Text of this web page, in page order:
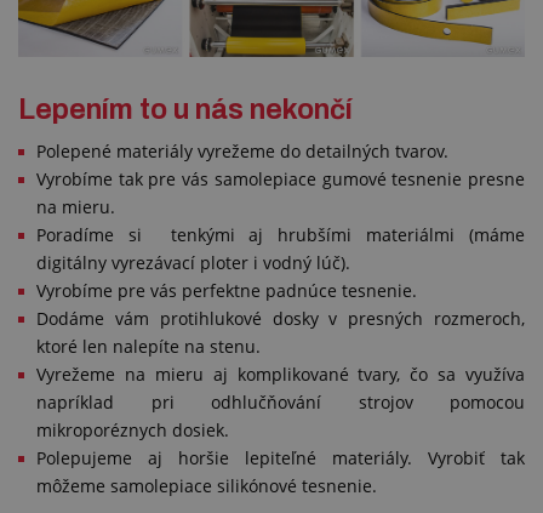
Lepením to u nás nekončí
Polepené materiály vyrežeme do detailných tvarov.
Vyrobíme tak pre vás samolepiace gumové tesnenie presne
na mieru.
Poradíme si tenkými aj hrubšími materiálmi (máme
digitálny vyrezávací ploter i vodný lúč).
Vyrobíme pre vás perfektne padnúce tesnenie.
Dodáme vám protihlukové dosky v presných rozmeroch,
ktoré len nalepíte na stenu.
Vyrežeme na mieru aj komplikované tvary, čo sa využíva
napríklad pri odhlučňování strojov pomocou
mikroporéznych dosiek.
Polepujeme aj horšie lepiteľné materiály. Vyrobiť tak
môžeme samolepiace silikónové tesnenie.